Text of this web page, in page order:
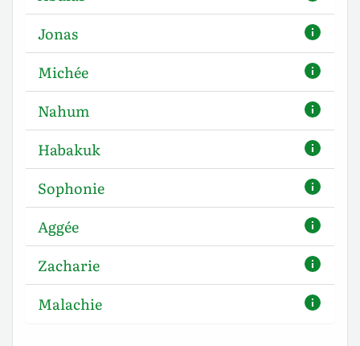
Jonas
Michée
Nahum
Habakuk
Sophonie
Aggée
Zacharie
Malachie